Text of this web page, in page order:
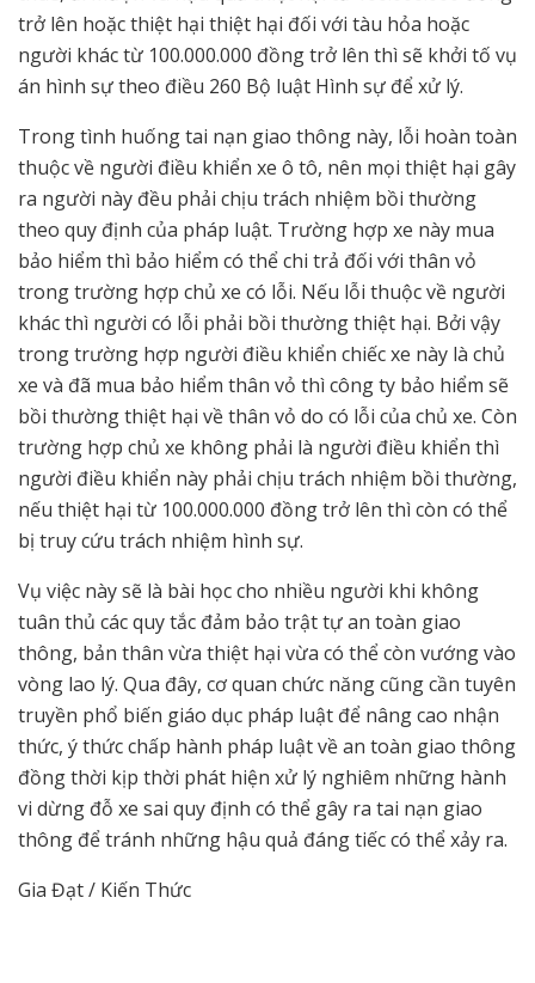
trở lên hoặc thiệt hại thiệt hại đối với tàu hỏa hoặc
người khác từ 100.000.000 đồng trở lên thì sẽ khởi tố vụ
án hình sự theo điều 260 Bộ luật Hình sự để xử lý.
Trong tình huống tai nạn giao thông này, lỗi hoàn toàn
thuộc về người điều khiển xe ô tô, nên mọi thiệt hại gây
ra người này đều phải chịu trách nhiệm bồi thường
theo quy định của pháp luật. Trường hợp xe này mua
bảo hiểm thì bảo hiểm có thể chi trả đối với thân vỏ
trong trường hợp chủ xe có lỗi. Nếu lỗi thuộc về người
khác thì người có lỗi phải bồi thường thiệt hại. Bởi vậy
trong trường hợp người điều khiển chiếc xe này là chủ
xe và đã mua bảo hiểm thân vỏ thì công ty bảo hiểm sẽ
bồi thường thiệt hại về thân vỏ do có lỗi của chủ xe. Còn
trường hợp chủ xe không phải là người điều khiển thì
người điều khiển này phải chịu trách nhiệm bồi thường,
nếu thiệt hại từ 100.000.000 đồng trở lên thì còn có thể
bị truy cứu trách nhiệm hình sự.
Vụ việc này sẽ là bài học cho nhiều người khi không
tuân thủ các quy tắc đảm bảo trật tự an toàn giao
thông, bản thân vừa thiệt hại vừa có thể còn vướng vào
vòng lao lý. Qua đây, cơ quan chức năng cũng cần tuyên
truyền phổ biến giáo dục pháp luật để nâng cao nhận
thức, ý thức chấp hành pháp luật về an toàn giao thông
đồng thời kịp thời phát hiện xử lý nghiêm những hành
vi dừng đỗ xe sai quy định có thể gây ra tai nạn giao
thông để tránh những hậu quả đáng tiếc có thể xảy ra.
Gia Đạt / Kiến Thức